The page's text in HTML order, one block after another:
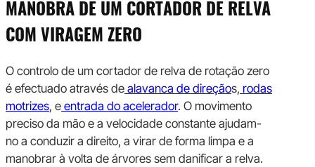
MANOBRA DE UM CORTADOR DE RELVA
COM VIRAGEM ZERO
O controlo de um cortador de relva de rotação zero
é efectuado através de alavanca de direçãos, rodas
motrizes, e entrada do acelerador. O movimento
preciso da mão e a velocidade constante ajudam-
no a conduzir a direito, a virar de forma limpa e a
manobrar à volta de árvores sem danificar a relva.